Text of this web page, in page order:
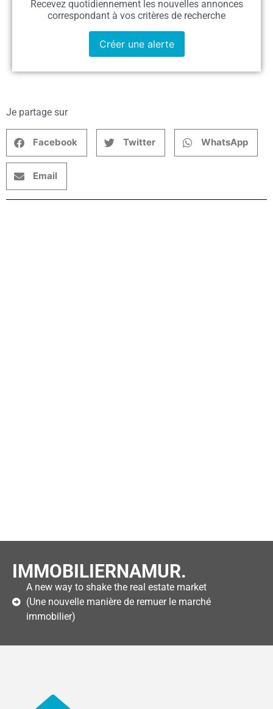
Recevez quotidiennement les nouvelles annonces
correspondant à vos critères de recherche
Créer une alerte
Je partage sur
Facebook Twitter WhatsApp
Email
IMMOBILIERNAMUR.
A new way to shake the real estate market
(Une nouvelle manière de remuer le marché
immobilier)